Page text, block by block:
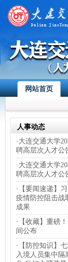
网站首页
人事动态
· 大连交通大学
聘高层次人才公
· 大连交通大学
聘高层次人才公
·
【要闻速递】
疫情防控阻击战
成果
·
【收藏】重磅
间公布
·
【防控知识】
入境人员集中隔